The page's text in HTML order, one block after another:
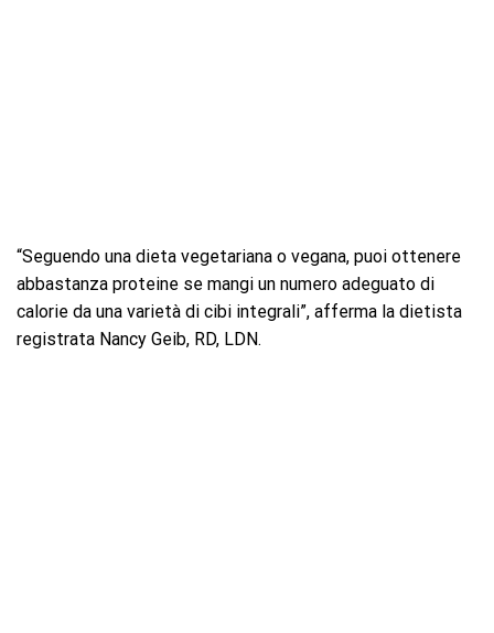
“Seguendo una dieta vegetariana o vegana, puoi ottenere
abbastanza proteine ​​se mangi un numero adeguato di
calorie da una varietà di cibi integrali”, afferma la dietista
registrata Nancy Geib, RD, LDN.